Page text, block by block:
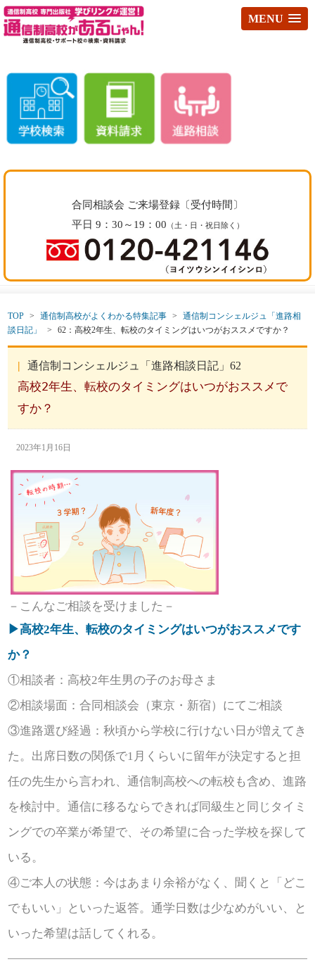
MENU
合同相談会 ご来場登録〔受付時間〕
平日 9：30～19：00 （土・日・祝日除く）
TOP > 通信制高校がよくわかる特集記事 >
通信制コンシェルジュ「進路相
談日記」
> 62：高校2年生、転校のタイミングはいつがおススメですか？
通信制コンシェルジュ「進路相談日記」62
高校2年生、転校のタイミングはいつがおススメで
すか？
2023年1月16日
－こんなご相談を受けました－
▶高校2年生、転校のタイミングはいつがおススメです
か？
①相談者：高校2年生男の子のお母さま
②相談場面：合同相談会（東京・新宿）にてご相談
③進路選び経過：秋頃から学校に行けない日が増えてき
た。出席日数の関係で1月くらいに留年が決定すると担
任の先生から言われ、通信制高校への転校も含め、進路
を検討中。通信に移るならできれば同級生と同じタイミ
ングでの卒業が希望で、その希望に合った学校を探して
いる。
④ご本人の状態：今はあまり余裕がなく、聞くと「どこ
でもいい」といった返答。通学日数は少なめがいい、と
いった希望は話してくれる。